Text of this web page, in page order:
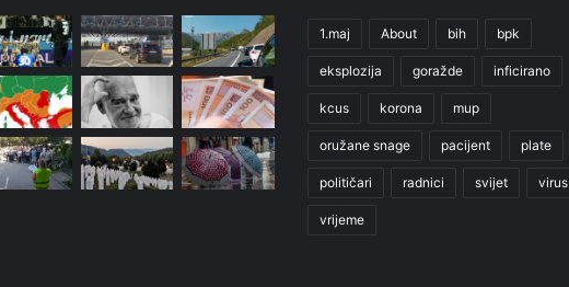
1.maj About bih bpk
eksplozija goražde inficirano
kcus korona mup
oružane snage pacijent plate
političari radnici svijet virus
vrijeme